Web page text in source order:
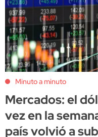
Minuto a minuto
Mercados: el
vez en la
país volvió a